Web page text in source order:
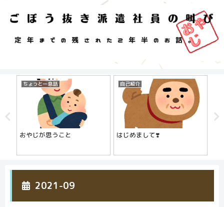
ちょっと一息話
おやじが思うこと
自己紹介
はじめまして❣️
2021-09